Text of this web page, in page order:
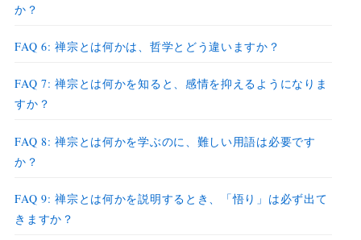
か？
FAQ 6: 禅宗とは何かは、哲学とどう違いますか？
FAQ 7: 禅宗とは何かを知ると、感情を抑えるようになりま
すか？
FAQ 8: 禅宗とは何かを学ぶのに、難しい用語は必要です
か？
FAQ 9: 禅宗とは何かを説明するとき、「悟り」は必ず出て
きますか？